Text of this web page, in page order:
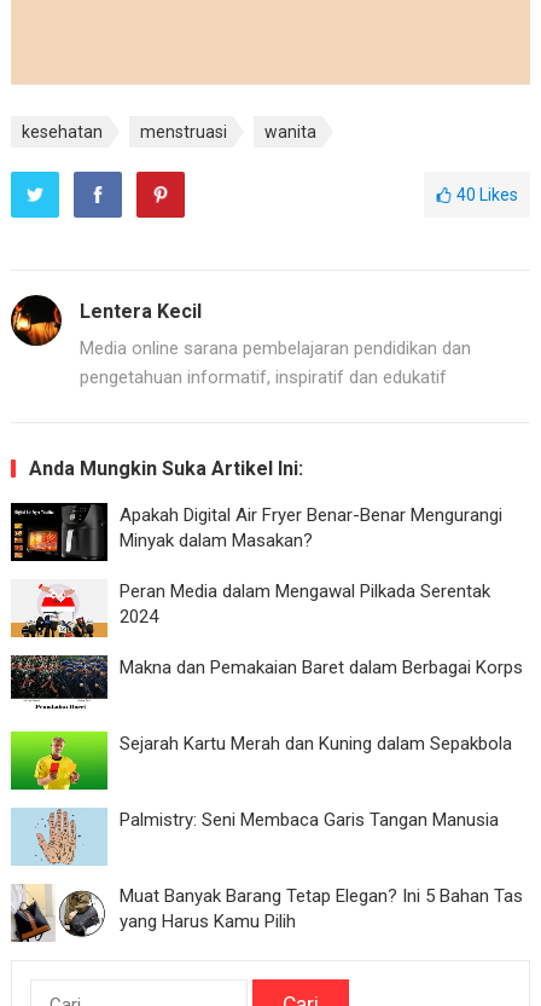
kesehatan menstruasi wanita
40 Likes
Lentera Kecil
Media online sarana pembelajaran pendidikan dan
pengetahuan informatif, inspiratif dan edukatif
Anda Mungkin Suka Artikel Ini:
Apakah Digital Air Fryer Benar-Benar Mengurangi
Minyak dalam Masakan?
Peran Media dalam Mengawal Pilkada Serentak
2024
Makna dan Pemakaian Baret dalam Berbagai Korps
Sejarah Kartu Merah dan Kuning dalam Sepakbola
Palmistry: Seni Membaca Garis Tangan Manusia
Muat Banyak Barang Tetap Elegan? Ini 5 Bahan Tas
yang Harus Kamu Pilih
Cari